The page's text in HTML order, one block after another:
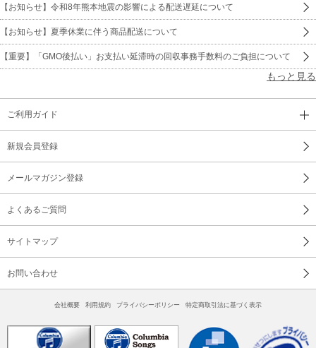
【お知らせ】令和8年熊本地震の影響による配送遅延について
【お知らせ】夏季休業に伴う商品配送について
【重要】「GMO後払い」お支払い延滞時の回収事務手数料のご負担について
もっと見る
ご利用ガイド
新規会員登録
メールマガジン登録
よくあるご質問
サイトマップ
お問い合わせ
会社概要 利用規約 プライバシーポリシー 特定商取引法に基づく表示